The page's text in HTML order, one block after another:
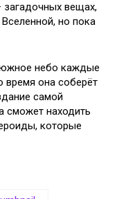
загадочных вещах,
но пока
южное небо каждые
время она соберёт
самой
сможет находить
которые